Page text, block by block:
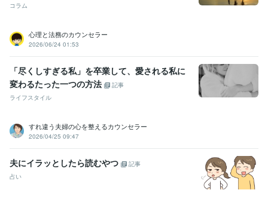
コラム
心理と法務のカウンセラー
2026/06/24 01:53
「尽くしすぎる私」を卒業して、愛される私に
変わるたった一つの方法
記事
ライフスタイル
すれ違う夫婦の心を整えるカウンセラー
2026/04/25 09:47
夫にイラッとしたら読むやつ
記事
占い